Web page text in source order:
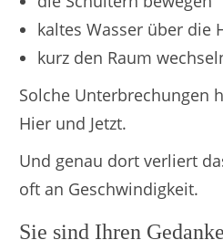
kaltes Wasser über die
kurz den Raum
Solche Unterbrechungen
Hier und Jetzt.
Und genau dort verliert
oft an Geschwindigkeit.
Sie sind Ihren